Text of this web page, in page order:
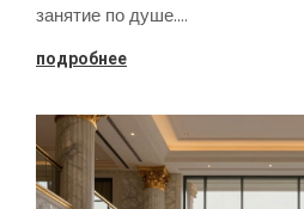
занятие по душе.…
подробнее